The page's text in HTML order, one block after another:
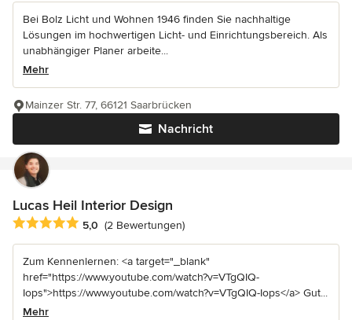
Bei Bolz Licht und Wohnen 1946 finden Sie nachhaltige
Lösungen im hochwertigen Licht- und Einrichtungsbereich. Als
unabhängiger Planer arbeite...
Mehr
Nachricht
Mainzer Str. 77, 66121 Saarbrücken
Lucas Heil Interior Design
Durchschnittliche Bewertung: 5 von 5 Sternen
5,0 (2 Bewertungen)
Zum Kennenlernen: <a target="_blank"
href="https://www.youtube.com/watch?v=VTgQIQ-
Iops">https://www.youtube.com/watch?v=VTgQIQ-Iops</a> Gut...
Mehr